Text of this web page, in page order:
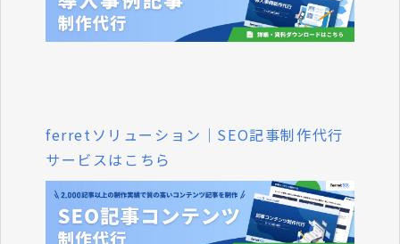
ferretソリューション｜SEO記事制作代行
サービスはこちら